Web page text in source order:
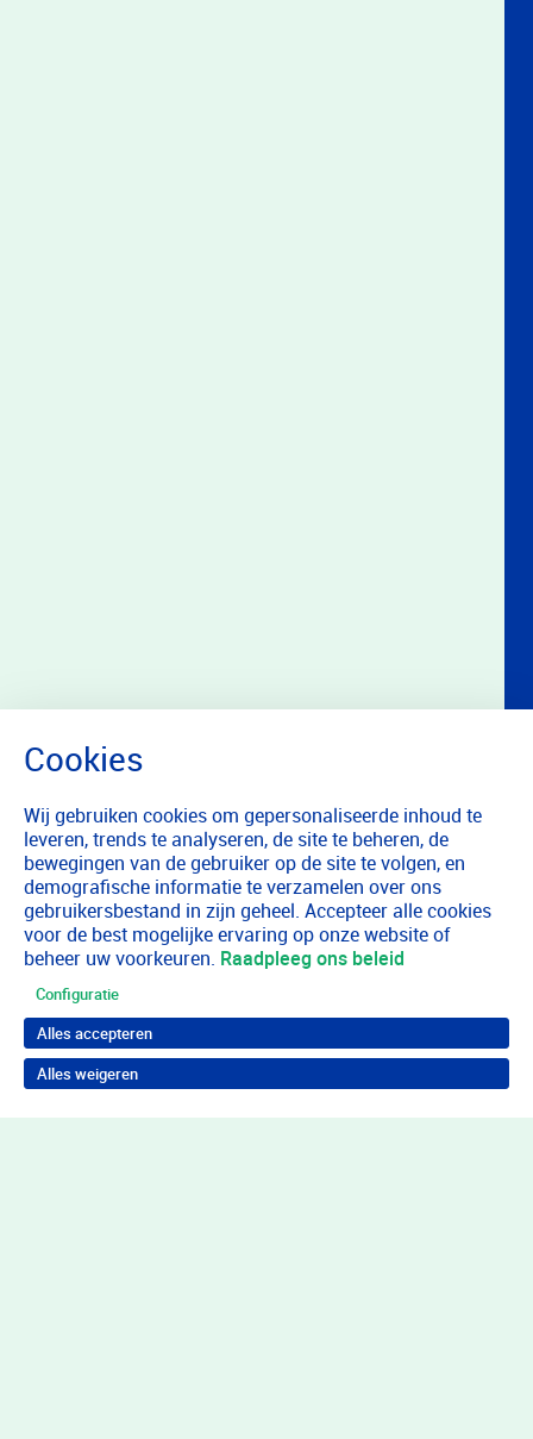
Wij gebruiken cookies om gepersonaliseerde inhoud te
leveren, trends te analyseren, de site te beheren, de
bewegingen van de gebruiker op de site te volgen, en
demografische informatie te verzamelen over ons
gebruikersbestand in zijn geheel. Accepteer alle cookies
voor de best mogelijke ervaring op onze website of
beheer uw voorkeuren. Raadpleeg ons beleid
Configuratie
Alles accepteren
Alles weigeren